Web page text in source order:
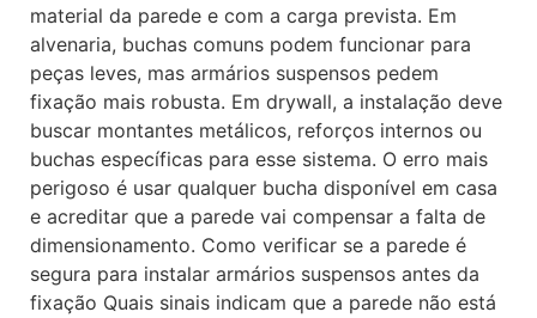
material da parede e com a carga prevista. Em
alvenaria, buchas comuns podem funcionar para
peças leves, mas armários suspensos pedem
fixação mais robusta. Em drywall, a instalação deve
buscar montantes metálicos, reforços internos ou
buchas específicas para esse sistema. O erro mais
perigoso é usar qualquer bucha disponível em casa
e acreditar que a parede vai compensar a falta de
dimensionamento. Como verificar se a parede é
segura para instalar armários suspensos antes da
fixação Quais sinais indicam que a parede não está